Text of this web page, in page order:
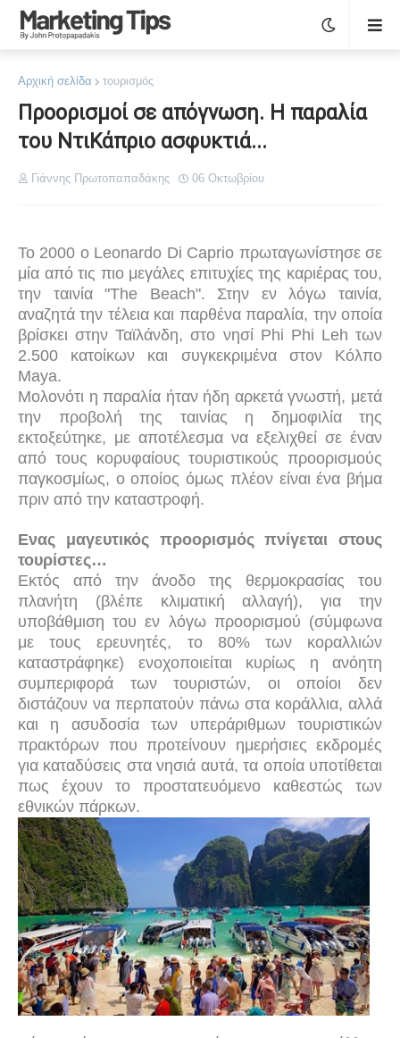
Αρχική σελίδα τουρισμός
Προορισμοί σε απόγνωση. H παραλία
του ΝτιΚάπριο ασφυκτιά...
Γιάννης Πρωτοπαπαδάκης 06 Οκτωβρίου
Το 2000 ο Leonardo Di Caprio πρωταγωνίστησε σε
μία από τις πιο μεγάλες επιτυχίες της καριέρας του,
την ταινία "The Beach". Στην εν λόγω ταινία,
αναζητά την τέλεια και παρθένα παραλία, την οποία
βρίσκει στην Ταϊλάνδη, στο νησί Phi Phi Leh των
2.500 κατοίκων και συγκεκριμένα στον Κόλπο
Maya.
Μολονότι η παραλία ήταν ήδη αρκετά γνωστή, μετά
την προβολή της ταινίας η δημοφιλία της
εκτοξεύτηκε, με αποτέλεσμα να εξελιχθεί σε έναν
από τους κορυφαίους τουριστικούς προορισμούς
παγκοσμίως, ο οποίος όμως πλέον είναι ένα βήμα
πριν από την καταστροφή.
Ενας μαγευτικός προορισμός πνίγεται στους
τουρίστες…
Εκτός από την άνοδο της θερμοκρασίας του
πλανήτη (βλέπε κλιματική αλλαγή), για την
υποβάθμιση του εν λόγω προορισμού (σύμφωνα
με τους ερευνητές, το 80% των κοραλλιών
καταστράφηκε) ενοχοποιείται κυρίως η ανόητη
συμπεριφορά των τουριστών, οι οποίοι δεν
διστάζουν να περπατούν πάνω στα κοράλλια, αλλά
και η ασυδοσία των υπεράριθμων τουριστικών
πρακτόρων που προτείνουν ημερήσιες εκδρομές
για καταδύσεις στα νησιά αυτά, τα οποία υποτίθεται
πως έχουν το προστατευόμενο καθεστώς των
εθνικών πάρκων.